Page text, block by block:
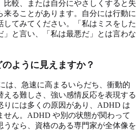
比較、または自分にやさしくすると失
来ることがあります。自分には行動に
してみてください。「私はミスをした
」と言い、「私は最悪だ」とは言わな
ように見えますか？
は、急速に高まるいらだち、衝動的
える難しさ、強い感情反応を表現する
りには多くの原因があり、ADHD は
せん。ADHD や別の状態が関わって
うなら、資格のある専門家が全体像を